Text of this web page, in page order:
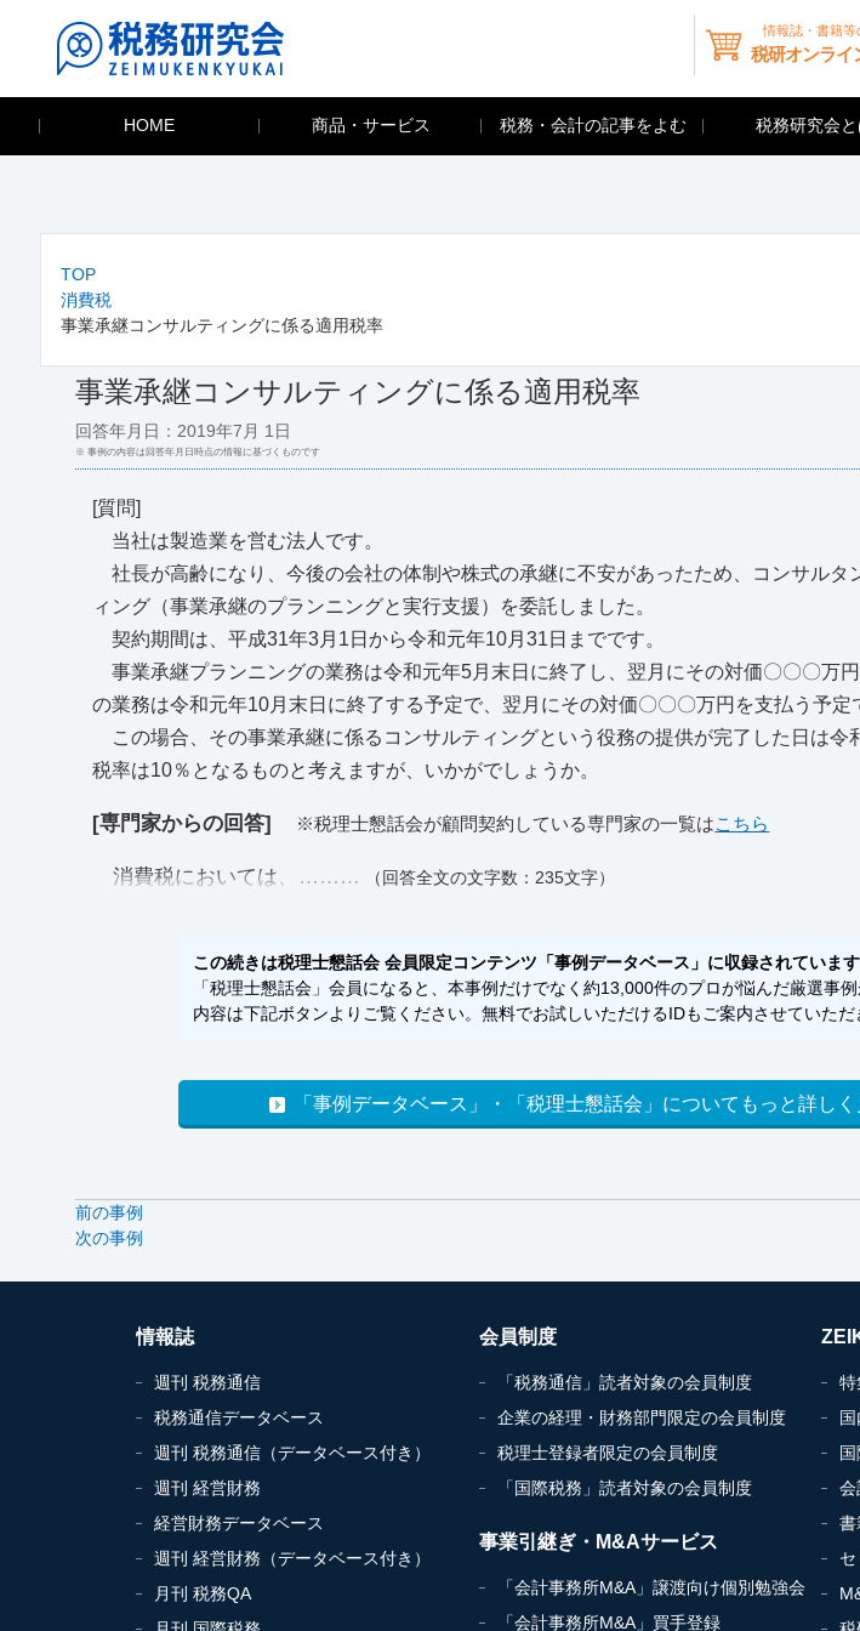
情報誌・書籍等
税研オンライ
HOME 商品・サービス 税務・会計の記事をよむ 税務研究会と
TOP
消費税
事業承継コンサルティングに係る適用税率
事業承継コンサルティングに係る適用税率
回答年月日：2019年7月 1日
※ 事例の内容は回答年月日時点の情報に基づくものです
[質問]
当社は製造業を営む法人です。
社長が高齢になり、今後の会社の体制や株式の承継に不安があったため、コンサルタ
ィング（事業承継のプランニングと実行支援）を委託しました。
契約期間は、平成31年3月1日から令和元年10月31日までです。
事業承継プランニングの業務は令和元年5月末日に終了し、翌月にその対価〇〇〇万
の業務は令和元年10月末日に終了する予定で、翌月にその対価〇〇〇万円を支払う予定
この場合、その事業承継に係るコンサルティングという役務の提供が完了した日は令
税率は10％となるものと考えますが、いかがでしょうか。
[専門家からの回答] ※税理士懇話会が顧問契約している専門家の一覧はこちら
消費税においては、……… （回答全文の文字数：235文字）
この続きは税理士懇話会 会員限定コンテンツ「事例データベース」に収録されています
「税理士懇話会」会員になると、本事例だけでなく約13,000件のプロが悩んだ厳選事
内容は下記ボタンよりご覧ください。無料でお試しいただけるIDもご案内させていただ
「事例データベース」・「税理士懇話会」についてもっと詳しく
前の事例
次の事例
情報誌
週刊 税務通信
税務通信データベース
週刊 税務通信（データベース付き）
週刊 経営財務
経営財務データベース
週刊 経営財務（データベース付き）
月刊 税務QA
会員制度
「税務通信」読者対象の会員制度
企業の経理・財務部門限定の会員制度
税理士登録者限定の会員制度
「国際税務」読者対象の会員制度
事業引継ぎ・M&Aサービス
「会計事務所M&A」譲渡向け個別勉強会
「会計事務所M&A」買手登録
特
会
書